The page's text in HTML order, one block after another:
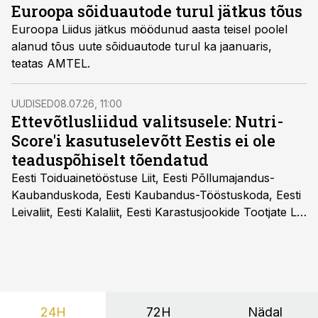
Euroopa sõiduautode turul jätkus tõus
Euroopa Liidus jätkus möödunud aasta teisel poolel
alanud tõus uute sõiduautode turul ka jaanuaris,
teatas AMTEL.
UUDISED08.07.26, 11:00
Ettevõtlusliidud valitsusele: Nutri-
Score'i kasutuselevõtt Eestis ei ole
teaduspõhiselt tõendatud
Eesti Toiduainetööstuse Liit, Eesti Põllumajandus-
Kaubanduskoda, Eesti Kaubandus-Tööstuskoda, Eesti
Leivaliit, Eesti Kalaliit, Eesti Karastusjookide Tootjate Liit
arvestavas lahenduses. Pakendi esikülje märgistuse
24H 72H Nädal